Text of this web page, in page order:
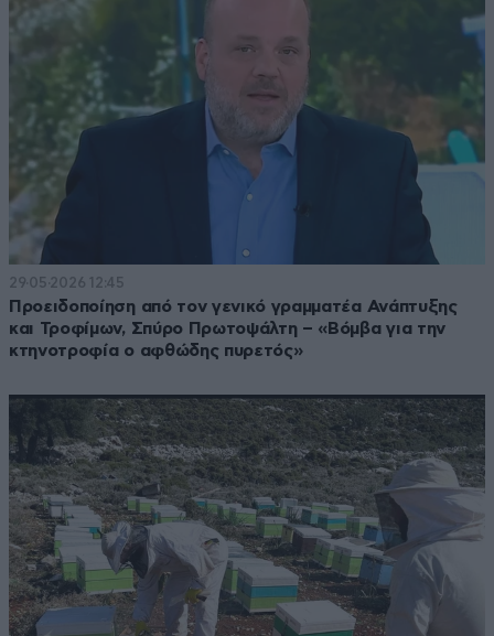
29·05·2026 12:45
Προειδοποίηση από τον γενικό γραμματέα Ανάπτυξης
και Τροφίμων, Σπύρο Πρωτοψάλτη – «Βόμβα για την
κτηνοτροφία ο αφθώδης πυρετός»